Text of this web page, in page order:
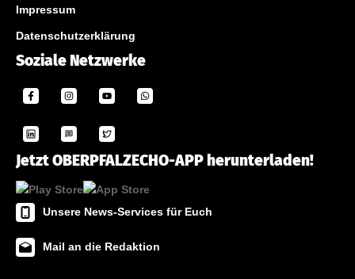
Impressum
Datenschutzerklärung
Soziale Netzwerke
Jetzt OBERPFALZECHO-APP herunterladen!
Unsere News-Services für Euch
Mail an die Redaktion